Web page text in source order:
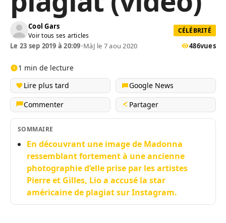
Cool Gars
Voir tous ses articles
CÉLÉBRITÉ
Le 23 sep 2019 à 20:09•MàJ le 7 aou 2020 486vues
1 min de lecture
Lire plus tard
Google News
Commenter
Partager
SOMMAIRE
En découvrant une image de Madonna
ressemblant fortement à une ancienne
photographie d’elle prise par les artistes
Pierre et Gilles, Lio a accusé la star
américaine de plagiat sur Instagram.